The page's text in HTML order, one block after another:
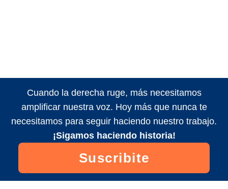
Cuando la derecha ruge, más necesitamos
amplificar nuestra voz. Hoy más que nunca te
necesitamos para seguir haciendo nuestro trabajo.
¡Sigamos haciendo historia!
Suscribite